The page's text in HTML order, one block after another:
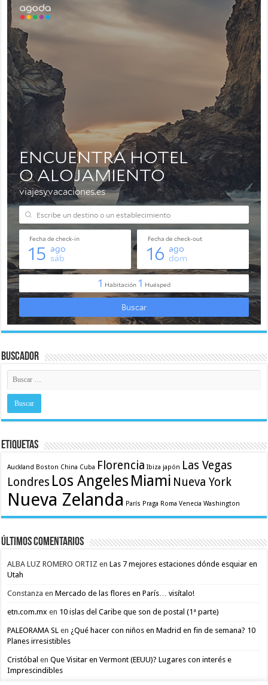
Buscador
Etiquetas
Auckland Boston China Cuba Florencia Ibiza japón Las Vegas
Londres Los Angeles Miami Nueva York
Nueva Zelanda París Praga Roma Venecia Washington
Últimos comentarios
ALBA LUZ ROMERO ORTIZ enLas 7 mejores estaciones dónde esquiar en
Utah
Constanza enMercado de las flores en París… visítalo!
etn.com.mx en 10 islas del Caribe que son de postal (1ª parte)
PALEORAMA SL en ¿Qué hacer con niños en Madrid en fin de semana? 10
Planes irresistibles
Cristóbal enQue Visitar en Vermont (EEUU)? Lugares con interés e
Imprescindibles